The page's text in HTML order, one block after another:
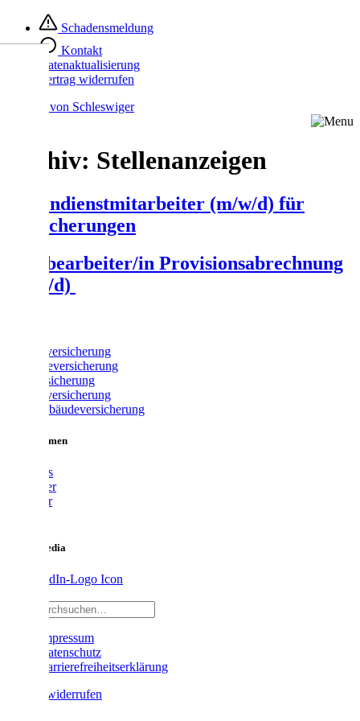
Inhalt
springen
Schadensmeldung
Kontakt
Datenaktualisierung
Vertrag widerrufen
Archiv: Stellenanzeigen
Außendienstmitarbeiter (m/w/d) für
Versicherungen
Sachbearbeiter/in Provisionsabrechnung
(m/w/d)
Fahrradversicherung
Gewerbeversicherung
Glasversicherung
Hausratversicherung
Wohngebäudeversicherung
Unternehmen
Über uns
Vermittler
Ratgeber
Social Media
Impressum
Datenschutz
Barrierefreiheitserklärung
Vertrag widerrufen